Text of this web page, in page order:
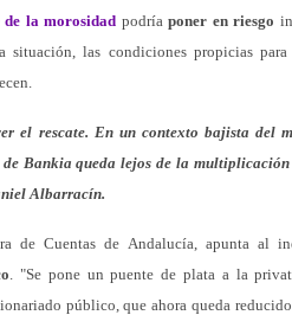
la morosidad podría poner en riesgo
las condiciones propicias
el rescate. En un contexto bajista del
Bankia queda lejos de la
Albarracín.
de Cuentas de Andalucía, apunta al
. "Se pone un puente de plata a la
público, que ahora queda